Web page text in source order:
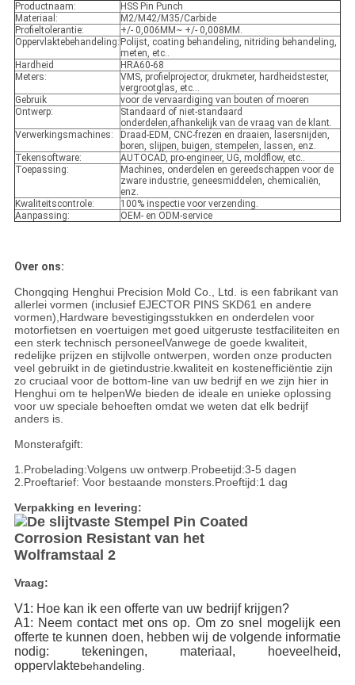
Productnaam:
HSS Pin Punch
Materiaal:
M2/M42/M35/Carbide
Profieltolerantie:
+/- 0,006MM~ +/- 0,008MM.
Oppervlaktebehandeling: Polijst, coating behandeling, nitriding behandeling,
meten, etc..
Hardheid
HRA60-68
Meters:
VMS, profielprojector, drukmeter, hardheidstester,
vergrootglas, etc...
Gebruik
voor de vervaardiging van bouten of moeren
Ontwerp:
Standaard of niet-standaard
onderdelen,afhankelijk van de vraag van de klant.
Verwerkingsmachines:
Draad-EDM, CNC-frezen en draaien, lasersnijden,
boren, slijpen, buigen, stempelen, lassen, enz.
Tekensoftware:
AUTOCAD, pro-engineer, UG, moldflow, etc..
Toepassing:
Machines, onderdelen en gereedschappen voor de
zware industrie, geneesmiddelen, chemicaliën,
enz.
Kwaliteitscontrole:
100% inspectie voor verzending.
Aanpassing:
OEM- en ODM-service
Over ons:
Chongqing Henghui Precision Mold Co., Ltd. is een fabrikant van
allerlei vormen (inclusief EJECTOR PINS SKD61 en andere
vormen),Hardware bevestigingsstukken en onderdelen voor
motorfietsen en voertuigen met goed uitgeruste testfaciliteiten en
een sterk technisch personeelVanwege de goede kwaliteit,
redelijke prijzen en stijlvolle ontwerpen, worden onze producten
veel gebruikt in de gietindustrie.kwaliteit en kostenefficiëntie zijn
zo cruciaal voor de bottom-line van uw bedrijf en we zijn hier in
Henghui om te helpenWe bieden de ideale en unieke oplossing
voor uw speciale behoeften omdat we weten dat elk bedrijf
anders is.
Monsterafgift:
1.Probelading:Volgens uw ontwerp.Probeetijd:3-5 dagen
2.Proeftarief: Voor bestaande monsters.Proeftijd:1 dag
Verpakking en levering:
Vraag:
V1: Hoe kan ik een offerte van uw bedrijf krijgen?
A1: Neem contact met ons op. Om zo snel mogelijk een
offerte te kunnen doen, hebben wij de volgende informatie
nodig: tekeningen, materiaal, hoeveelheid,
oppervlaktebehandeling.